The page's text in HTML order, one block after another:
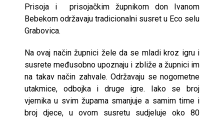
Prisoja i prisojačkim župnikom don Ivanom
Bebekom održavaju tradicionalni susret u Eco selu
Grabovica.
Na ovaj način župnici žele da se mladi kroz igru i
susrete međusobno upoznaju i zbliže a župnici im
na takav način zahvale. Održavaju se nogometne
utakmice, odbojka i druge igre. Iako se broj
vjernika u svim župama smanjuje a samim time i
broj djece, u ovom susretu sudjeluje oko 80